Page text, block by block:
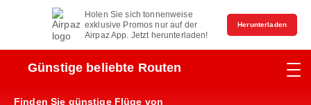
Holen Sie sich tonnenweise
exklusive Promos nur auf der
Airpaz App. Jetzt herunterladen!
Herunterladen
Günstige beliebte Routen
Finden Sie günstige Flüge von